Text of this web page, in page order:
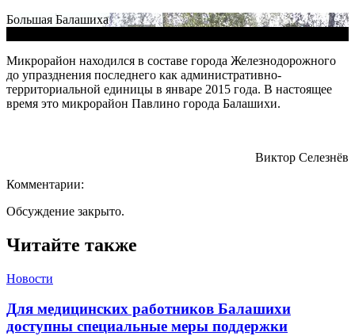
Большая Балашиха
Микрорайон находился в составе города Железнодорожного
до упразднения последнего как административно-
территориальной единицы в январе 2015 года. В настоящее
время это микрорайон Павлино города Балашихи.
Виктор Селезнёв
Комментарии:
Обсуждение закрыто.
Читайте также
Новости
Для медицинских работников Балашихи
доступны специальные меры поддержки